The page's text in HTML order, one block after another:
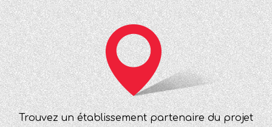
Trouvez un établissement partenaire du projet